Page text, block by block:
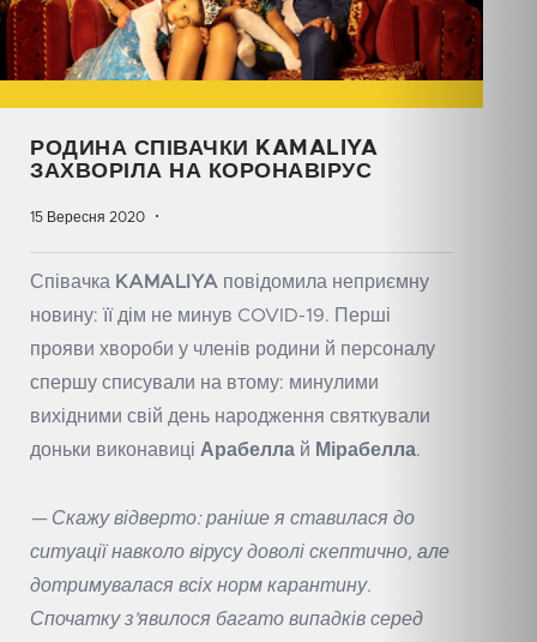
РОДИНА СПІВАЧКИ KAMALIYA
ЗАХВОРІЛА НА КОРОНАВІРУС
15 Вересня 2020
Співачка KAMALIYA повідомила неприємну
новину: її дім не минув COVID-19. Перші
прояви хвороби у членів родини й персоналу
спершу списували на втому: минулими
вихідними свій день народження святкували
доньки виконавиці Арабелла й Мірабелла.
— Скажу відверто: раніше я ставилася до
ситуації навколо вірусу доволі скептично, але
дотримувалася всіх норм карантину.
Спочатку з’явилося багато випадків серед